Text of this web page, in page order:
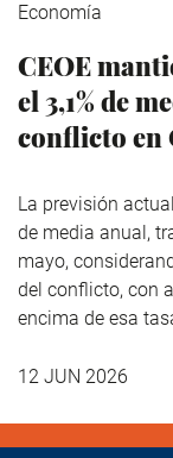
Economía
CEOE
el 3,1% de
conflicto en
La previsión
de media anual,
mayo,
del conflicto, con
encima de esa
12 JUN 2026